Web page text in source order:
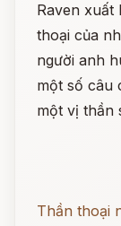
Raven
thoại của
người anh
một số câu
một vị thần
Thần thoại